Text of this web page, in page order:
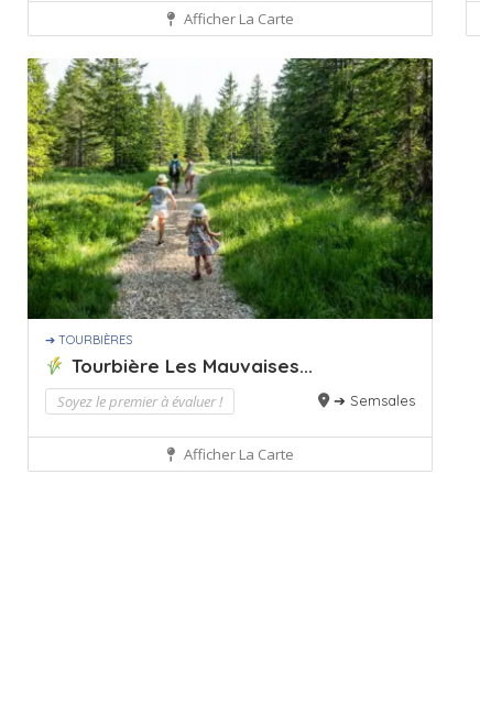
Afficher La Carte
➔ TOURBIÈRES
Tourbière Les Mauvaises...
Soyez le premier à évaluer ! ➔ Semsales
Afficher La Carte